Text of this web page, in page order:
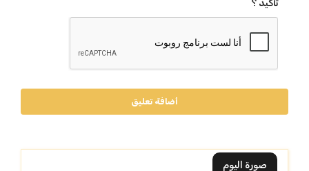
تأكيد ؟
أضافة تعليق
صورة اليوم